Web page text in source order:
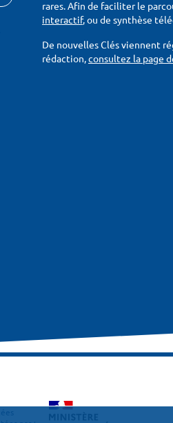
rares. Afin de faciliter le
interactif, ou de synthèse
De nouvelles Clés viennent
rédaction,consultez la page